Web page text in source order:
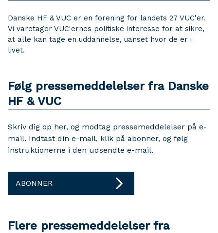
Danske HF & VUC er en forening for landets 27 VUC'er.
Vi varetager VUC'ernes politiske interesse for at sikre,
at alle kan tage en uddannelse, uanset hvor de er i
livet.
Følg pressemeddelelser fra Danske
HF & VUC
Skriv dig op her, og modtag pressemeddelelser på e-
mail. Indtast din e-mail, klik på abonner, og følg
instruktionerne i den udsendte e-mail.
ABONNER
Flere pressemeddelelser fra